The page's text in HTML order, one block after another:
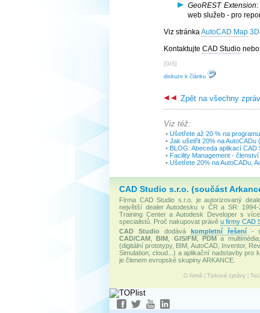
GeoREST Extension
web služeb - pro
Viz stránka AutoCAD Map 3D
Kontaktujte CAD Studio
[GIS]
diskuze k článku
Zpět na všechny
Viz též:
• Ušetřete až 20 % na
• Jak ušetřit 20% na AutoCADu
• BLOG: Abeceda aplikací CAD
• Facility Management - členství
• Ušetřete 20% na AutoCADu,
CAD Studio s.r.o. (součást
Firma CAD Studio s.r.o. je autorizovaný
největší dealer Autodesku v ČR a SR: 1994-
Training Center a Autodesk Developer s
specialistů. Proč nakupovat právě u firmy CAD
CAD Studiododává kompletní řešení-
CAD/CAM ,BIM GIS/FM, PDMa
(digitální prototypy, BIM, AutoCAD, Inventor,
Simulation, cloud...) a aplikační nadstavby pro
je členem evropské skupiny ARKANCE.
O firmě Tiskové zprávy